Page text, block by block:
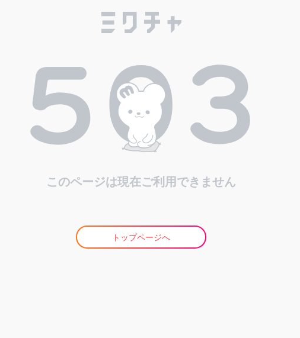
このページは現在ご利用できません